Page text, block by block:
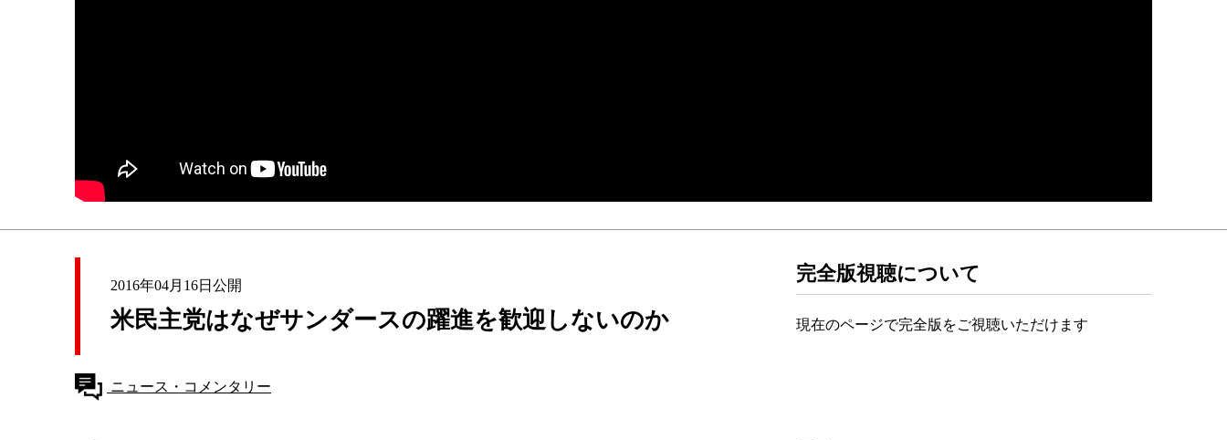
2016年04月16日公開
米民主党はなぜサンダースの躍進を歓迎しないのか
ニュース・コメンタリー
完全版視聴について
現在のページで完全版をご視聴いただけます